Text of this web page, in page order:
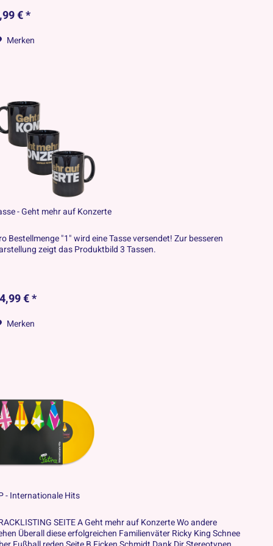
€ *
Merken
- Geht mehr auf Konzerte
Bestellmenge "1" wird eine Tasse versendet! Zur besseren
zeigt das Produktbild 3 Tassen.
€ *
Merken
- Internationale Hits
SEITE A Geht mehr auf Konzerte Wo andere
Überall diese erfolgreichen Familienväter Ricky King Schnee